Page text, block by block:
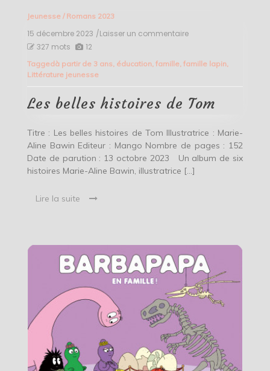
Jeunesse/ Romans 2023
15 décembre 2023 /Laisser un commentaireon
histoires
327 mots 12
Taggedà partir de 3 ans éducation, famille, famille lapin,
Littérature jeunesse
Les belles histoires de Tom
Titre : Les belles histoires de Tom Illustratrice : Marie-
Aline Bawin Editeur : Mango Nombre de pages : 152
Date de parution : 13 octobre 2023 Un album de six
histoires Marie-Aline Bawin, illustratrice […]
Lire la suite